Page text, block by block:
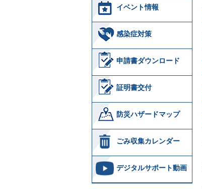
イベント情報
感染症対策
申請書ダウンロード
証明書交付
防災ハザードマップ
ごみ収集カレンダー
デジタルサポート動画